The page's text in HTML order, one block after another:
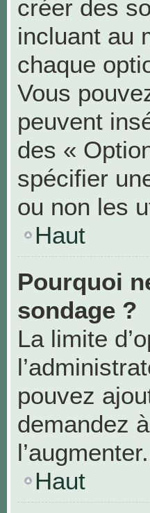
créer des
incluant au
chaque
Vous
peuvent
des «
spécifier
ou non les
Haut
Pourquoi
sondage ?
La limite
pouvez
demandez
l’augmenter.
Haut